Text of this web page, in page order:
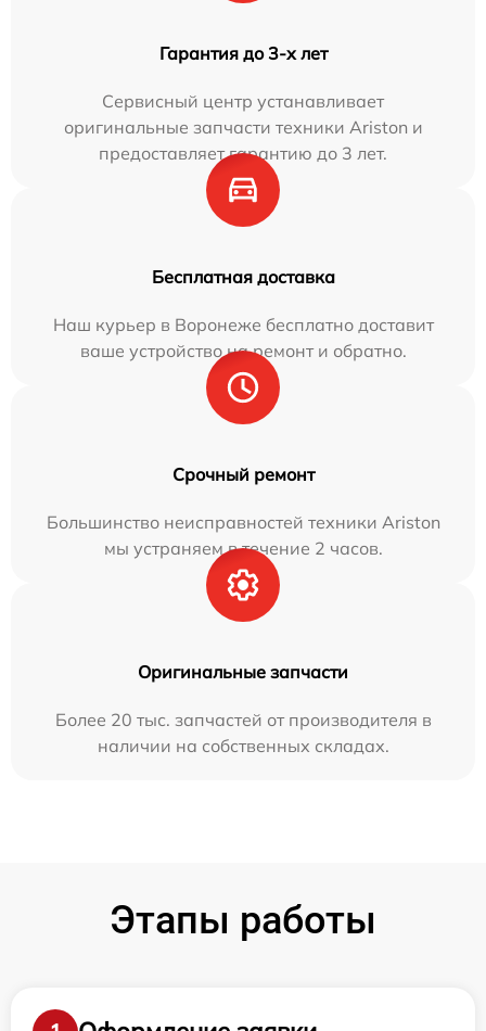
Гарантия до 3-х лет
Сервисный центр устанавливает
оригинальные запчасти техники Ariston и
предоставляет гарантию до 3 лет.
Бесплатная доставка
Наш курьер в Воронеже бесплатно доставит
ваше устройство на ремонт и обратно.
Срочный ремонт
Большинство неисправностей техники Ariston
мы устраняем в течение 2 часов.
Оригинальные запчасти
Более 20 тыс. запчастей от производителя в
наличии на собственных складах.
Этапы работы